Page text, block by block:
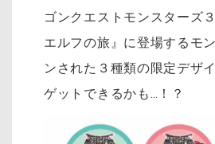
ゴンクエストモンスターズ
エルフの旅』に登場するモ
ンされた３種類の限定デザ
ゲットできるかも…！？